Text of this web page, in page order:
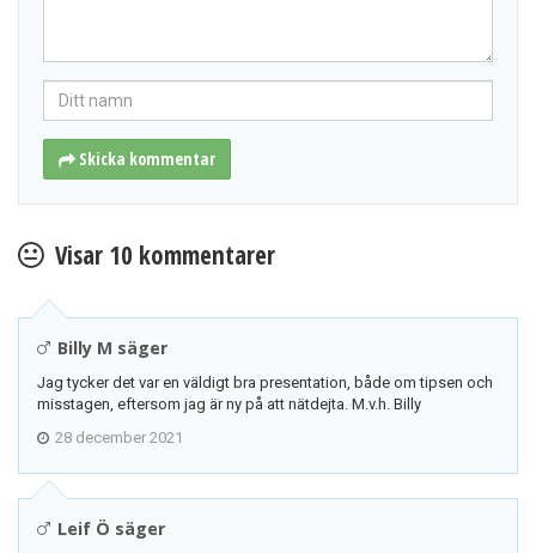
Skicka kommentar
Visar 10 kommentarer
Billy M säger
Jag tycker det var en väldigt bra presentation, både om tipsen och
misstagen, eftersom jag är ny på att nätdejta. M.v.h. Billy
28 december 2021
Leif Ö säger